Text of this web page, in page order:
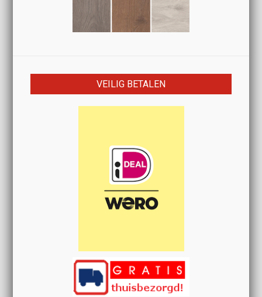
VEILIG BETALEN